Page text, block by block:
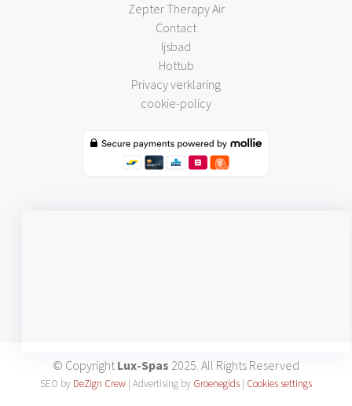
Zepter Therapy Air
Contact
Ijsbad
Hottub
Privacy verklaring
cookie-policy
© Copyright Lux-Spas 2025. All Rights Reserved
SEO by DeZign Crew | Advertising by Groenegids | Cookies settings